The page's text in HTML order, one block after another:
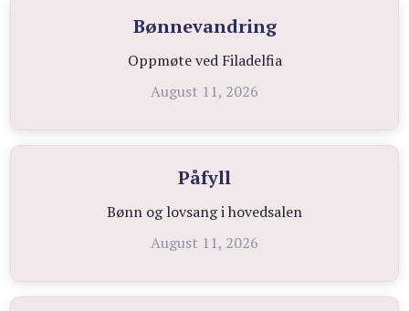
Bønnevandring
Oppmøte ved Filadelfia
August 11, 2026
Påfyll
Bønn og lovsang i hovedsalen
August 11, 2026